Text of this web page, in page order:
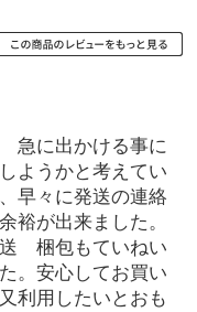
急に出かける事に
ようかと考えてい
早々に発送の連絡
裕が出来ました。
梱包もていねい
。安心してお買い
利用したいとおも